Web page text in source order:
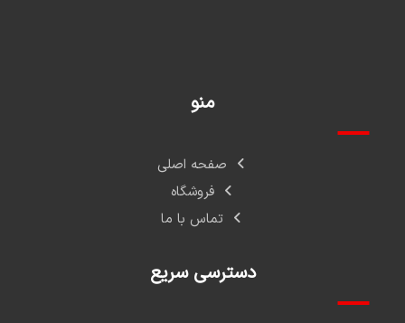
منو
صفحه اصلی
فروشگاه
تماس با ما
دسترسی سریع